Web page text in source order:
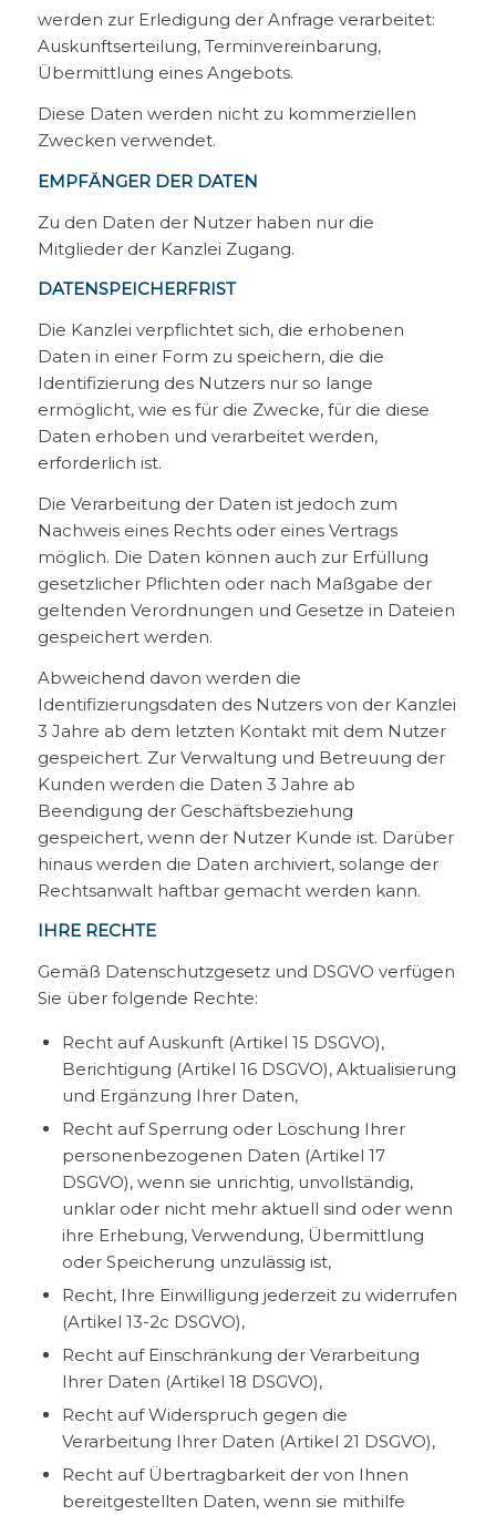
werden zur Erledigung der Anfrage verarbeitet:
Auskunftserteilung, Terminvereinbarung,
Übermittlung eines Angebots.
Diese Daten werden nicht zu kommerziellen
Zwecken verwendet.
EMPFÄNGER DER DATEN
Zu den Daten der Nutzer haben nur die
Mitglieder der Kanzlei Zugang.
DATENSPEICHERFRIST
Die Kanzlei verpflichtet sich, die erhobenen
Daten in einer Form zu speichern, die die
Identifizierung des Nutzers nur so lange
ermöglicht, wie es für die Zwecke, für die diese
Daten erhoben und verarbeitet werden,
erforderlich ist.
Die Verarbeitung der Daten ist jedoch zum
Nachweis eines Rechts oder eines Vertrags
möglich. Die Daten können auch zur Erfüllung
gesetzlicher Pflichten oder nach Maßgabe der
geltenden Verordnungen und Gesetze in Dateien
gespeichert werden.
Abweichend davon werden die
Identifizierungsdaten des Nutzers von der Kanzlei
3 Jahre ab dem letzten Kontakt mit dem Nutzer
gespeichert. Zur Verwaltung und Betreuung der
Kunden werden die Daten 3 Jahre ab
Beendigung der Geschäftsbeziehung
gespeichert, wenn der Nutzer Kunde ist. Darüber
hinaus werden die Daten archiviert, solange der
Rechtsanwalt haftbar gemacht werden kann.
IHRE RECHTE
Gemäß Datenschutzgesetz und DSGVO verfügen
Sie über folgende Rechte:
Recht auf Auskunft (Artikel 15 DSGVO),
Berichtigung (Artikel 16 DSGVO), Aktualisierung
und Ergänzung Ihrer Daten,
Recht auf Sperrung oder Löschung Ihrer
personenbezogenen Daten (Artikel 17
DSGVO), wenn sie unrichtig, unvollständig,
unklar oder nicht mehr aktuell sind oder wenn
ihre Erhebung, Verwendung, Übermittlung
oder Speicherung unzulässig ist,
Recht, Ihre Einwilligung jederzeit zu widerrufen
(Artikel 13-2c DSGVO),
Recht auf Einschränkung der Verarbeitung
Ihrer Daten (Artikel 18 DSGVO),
Recht auf Widerspruch gegen die
Verarbeitung Ihrer Daten (Artikel 21 DSGVO),
Recht auf Übertragbarkeit der von Ihnen
bereitgestellten Daten, wenn sie mithilfe